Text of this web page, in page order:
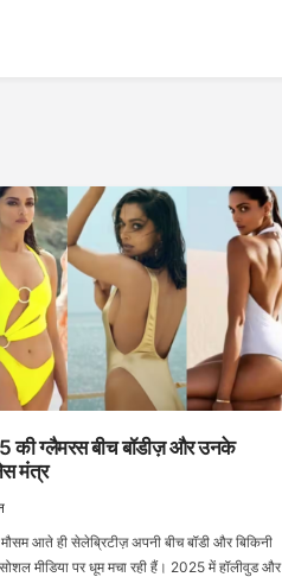
की ग्लैमरस बीच बॉडीज़ और उनके
मंत्र
मौसम आते ही सेलेब्रिटीज़ अपनी बीच बॉडी और बिकिनी
मीडिया पर धूम मचा रही हैं। 2025 में हॉलीवुड और